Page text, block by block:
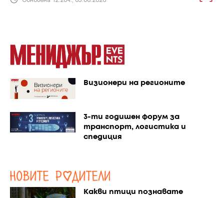
Визионери на регионите
3-ти годишен форум за
транспорт, логистика и
спедиция
Какви птици познавате